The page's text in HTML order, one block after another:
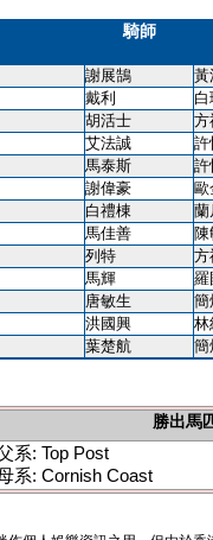
騎師
謝展鵠 黃
戴利 白
胡活士 方
艾法誠 許
馬泰斯 許
謝偉豪 歐
白禮棟 蘭
馬佳善 陳
列特 方
馬輝 羅
唐敏生 簡
洪國興 林
葉楚航 簡
勝出馬
系: Top Post
系: Cornish Coast